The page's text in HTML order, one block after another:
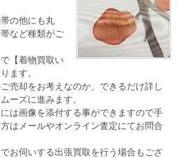
の他にも丸
など種類がご
【着物買取い
ます。
売却をお考えなのか、できるだけ詳し
ーズに進みます。
は画像を添付する事ができますので手
はメールやオンライン査定にてお問合
お伺いする出張買取を行う場合もござ